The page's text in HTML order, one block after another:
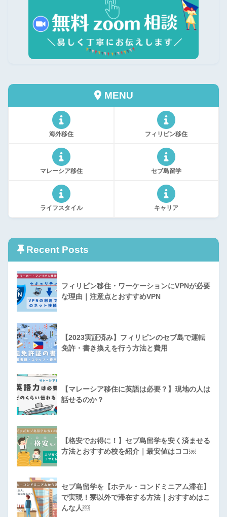
MENU
海外移住 フィリピン移住
マレーシア移住 セブ島留学
ライフスタイル キャリア
Recent Posts
フィリピン移住・ワーケーションにVPNが必要
な理由｜注意点とおすすめVPN
【2023実証済み】フィリピンのセブ島で運転
免許・書き換えを行う方法と費用
【マレーシア移住に英語は必要？】現地の人は
話せるのか？
【格安でお得に！】セブ島留学を安く済ませる
方法とおすすめ校を紹介｜最安値はココ￼
セブ島留学を【ホテル・コンドミニアム滞在】
で実現！寮以外で滞在する方法｜おすすめはこ
んな人￼